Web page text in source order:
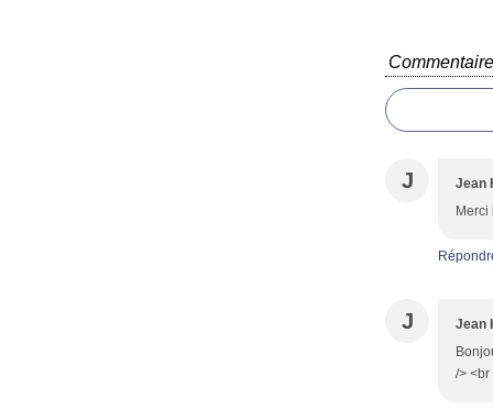
J Jean
J Jean
/> <br